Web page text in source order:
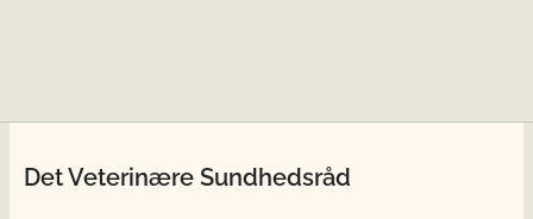
Det Veterinære Sundhedsråd